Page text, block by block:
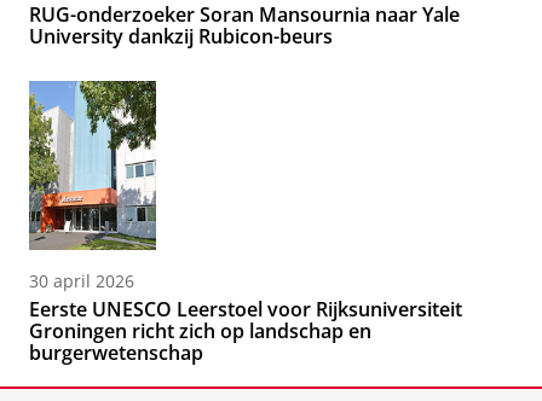
RUG-onderzoeker Soran Mansournia naar Yale
University dankzij Rubicon-beurs
30 april 2026
Eerste UNESCO Leerstoel voor Rijksuniversiteit
Groningen richt zich op landschap en
burgerwetenschap